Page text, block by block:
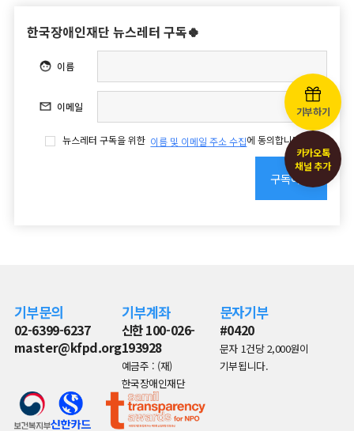
한국장애인재단 뉴스레터 구독🍀
이름
이메일
구독하기
뉴스레터 구독을 위한 이름 및 이메일 주소 수집에 동의합니다.
기부하기
카카오톡
채널 추가
기부문의
02-6399-6237
master@kfpd.org
기부계좌
신한 100-026-
193928
예금주 : (재)
한국장애인재단
문자기부
#0420
문자 1건당 2,000원이
기부됩니다.